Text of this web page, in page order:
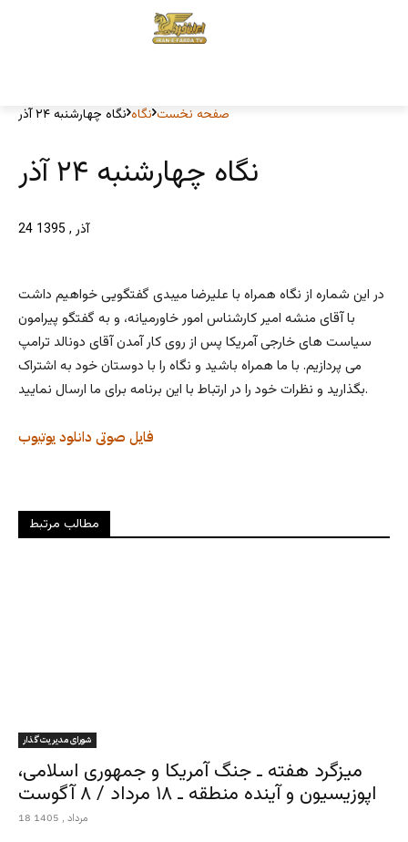
صفحه نخست نگاه نگاه چهارشنبه ۲۴ آذر
نگاه چهارشنبه ۲۴ آذر
24 آذر , 1395
در این شماره از نگاه همراه با علیرضا میبدی گفتگویی خواهیم داشت
با آقای منشه امیر کارشناس امور خاورمیانه، و به گفتگو پیرامون
سیاست های خارجی آمریکا پس از روی کار آمدن آقای دونالد ترامپ
می پردازیم. با ما همراه باشید و نگاه را با دوستان خود به اشتراک
بگذارید و نظرات خود را در ارتباط با این برنامه برای ما ارسال نمایید.
یوتیوب دانلود فایل صوتی
مطالب مرتبط
شورای مدیریت گذار
میزگرد هفته ـ جنگ آمریکا و جمهوری اسلامی،
اپوزیسیون و آینده منطقه ـ ۱۸ مرداد / ۸ آگوست
18 مرداد , 1405